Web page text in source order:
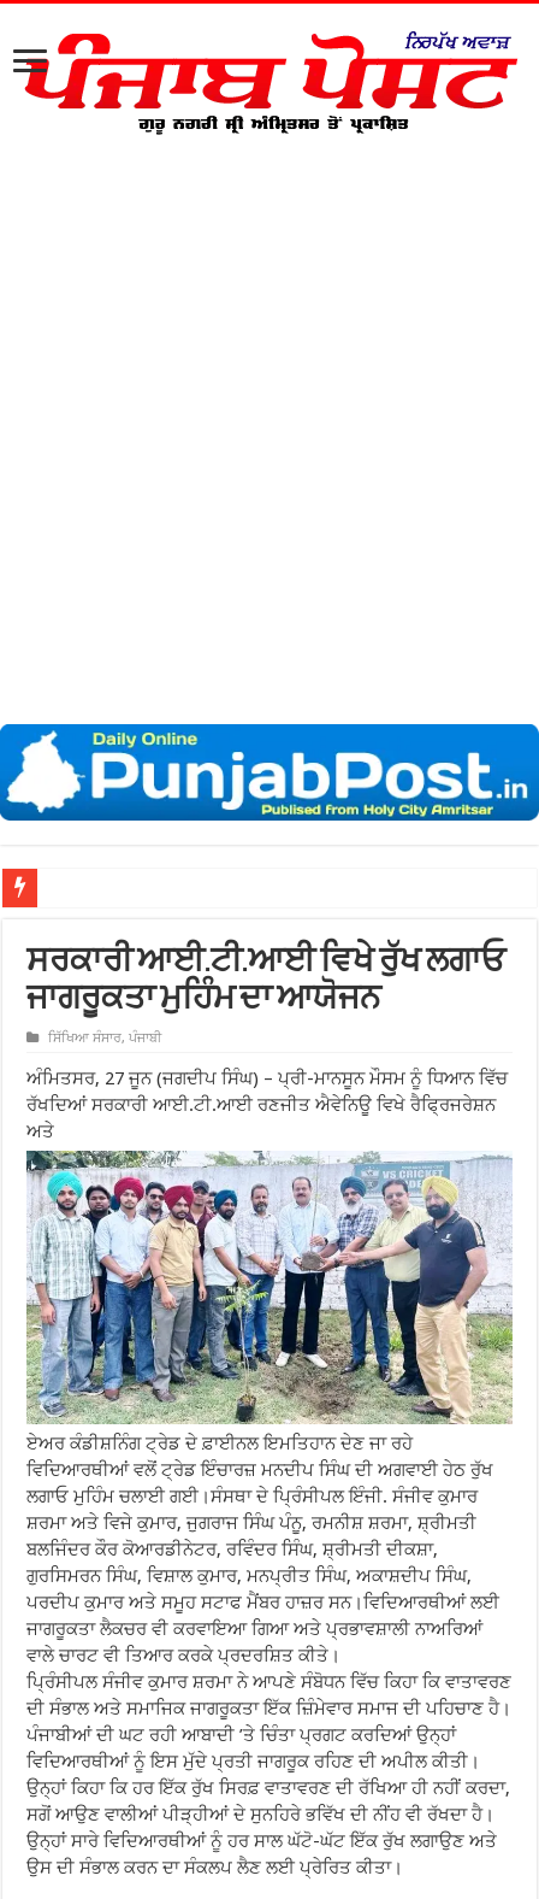
ਸਰਕਾਰੀ ਆਈ.ਟੀ.ਆਈ ਵਿਖੇ ਰੁੱਖ ਲਗਾਓ
ਜਾਗਰੂਕਤਾ ਮੁਹਿੰਮ ਦਾ ਆਯੋਜਨ
ਸਿੱਖਿਆ ਸੰਸਾਰ,ਪੰਜਾਬੀ
ਅੰਮਿਤਸਰ, 27 ਜੂਨ (ਜਗਦੀਪ ਸਿੰਘ) – ਪ੍ਰੀ-ਮਾਨਸੂਨ ਮੌਸਮ ਨੂੰ ਧਿਆਨ ਵਿੱਚ
ਰੱਖਦਿਆਂ ਸਰਕਾਰੀ ਆਈ.ਟੀ.ਆਈ ਰਣਜੀਤ ਐਵੇਨਿਊ ਵਿਖੇ ਰੈਫ੍ਰਿਜਰੇਸ਼ਨ
ਅਤੇ
ਏਅਰ ਕੰਡੀਸ਼ਨਿੰਗ ਟ੍ਰੇਡ ਦੇ ਫ਼ਾਈਨਲ ਇਮਤਿਹਾਨ ਦੇਣ ਜਾ ਰਹੇ
ਵਿਦਿਆਰਥੀਆਂ ਵਲੋਂ ਟ੍ਰੇਡ ਇੰਚਾਰਜ਼ ਮਨਦੀਪ ਸਿੰਘ ਦੀ ਅਗਵਾਈ ਹੇਠ ਰੁੱਖ
ਲਗਾਓ ਮੁਹਿੰਮ ਚਲਾਈ ਗਈ।ਸੰਸਥਾ ਦੇ ਪ੍ਰਿੰਸੀਪਲ ਇੰਜੀ. ਸੰਜੀਵ ਕੁਮਾਰ
ਸ਼ਰਮਾ ਅਤੇ ਵਿਜੇ ਕੁਮਾਰ, ਜੁਗਰਾਜ ਸਿੰਘ ਪੰਨੂ, ਰਮਨੀਸ਼ ਸ਼ਰਮਾ, ਸ਼੍ਰੀਮਤੀ
ਬਲਜਿੰਦਰ ਕੌਰ ਕੋਆਰਡੀਨੇਟਰ, ਰਵਿੰਦਰ ਸਿੰਘ, ਸ਼੍ਰੀਮਤੀ ਦੀਕਸ਼ਾ,
ਗੁਰਸਿਮਰਨ ਸਿੰਘ, ਵਿਸ਼ਾਲ ਕੁਮਾਰ, ਮਨਪ੍ਰੀਤ ਸਿੰਘ, ਅਕਾਸ਼ਦੀਪ ਸਿੰਘ,
ਪਰਦੀਪ ਕੁਮਾਰ ਅਤੇ ਸਮੂਹ ਸਟਾਫ ਮੈਂਬਰ ਹਾਜ਼ਰ ਸਨ।ਵਿਦਿਆਰਥੀਆਂ ਲਈ
ਜਾਗਰੂਕਤਾ ਲੈਕਚਰ ਵੀ ਕਰਵਾਇਆ ਗਿਆ ਅਤੇ ਪ੍ਰਭਾਵਸ਼ਾਲੀ ਨਾਅਰਿਆਂ
ਵਾਲੇ ਚਾਰਟ ਵੀ ਤਿਆਰ ਕਰਕੇ ਪ੍ਰਦਰਸ਼ਿਤ ਕੀਤੇ।
ਪ੍ਰਿੰਸੀਪਲ ਸੰਜੀਵ ਕੁਮਾਰ ਸ਼ਰਮਾ ਨੇ ਆਪਣੇ ਸੰਬੋਧਨ ਵਿੱਚ ਕਿਹਾ ਕਿ ਵਾਤਾਵਰਣ
ਦੀ ਸੰਭਾਲ ਅਤੇ ਸਮਾਜਿਕ ਜਾਗਰੂਕਤਾ ਇੱਕ ਜ਼ਿੰਮੇਵਾਰ ਸਮਾਜ ਦੀ ਪਹਿਚਾਣ ਹੈ।
ਪੰਜਾਬੀਆਂ ਦੀ ਘਟ ਰਹੀ ਆਬਾਦੀ ’ਤੇ ਚਿੰਤਾ ਪ੍ਰਗਟ ਕਰਦਿਆਂ ਉਨ੍ਹਾਂ
ਵਿਦਿਆਰਥੀਆਂ ਨੂੰ ਇਸ ਮੁੱਦੇ ਪ੍ਰਤੀ ਜਾਗਰੂਕ ਰਹਿਣ ਦੀ ਅਪੀਲ ਕੀਤੀ।
ਉਨ੍ਹਾਂ ਕਿਹਾ ਕਿ ਹਰ ਇੱਕ ਰੁੱਖ ਸਿਰਫ਼ ਵਾਤਾਵਰਣ ਦੀ ਰੱਖਿਆ ਹੀ ਨਹੀਂ ਕਰਦਾ,
ਸਗੋਂ ਆਉਣ ਵਾਲੀਆਂ ਪੀੜ੍ਹੀਆਂ ਦੇ ਸੁਨਹਿਰੇ ਭਵਿੱਖ ਦੀ ਨੀਂਹ ਵੀ ਰੱਖਦਾ ਹੈ।
ਉਨ੍ਹਾਂ ਸਾਰੇ ਵਿਦਿਆਰਥੀਆਂ ਨੂੰ ਹਰ ਸਾਲ ਘੱਟੋ-ਘੱਟ ਇੱਕ ਰੁੱਖ ਲਗਾਉਣ ਅਤੇ
ਉਸ ਦੀ ਸੰਭਾਲ ਕਰਨ ਦਾ ਸੰਕਲਪ ਲੈਣ ਲਈ ਪ੍ਰੇਰਿਤ ਕੀਤਾ।